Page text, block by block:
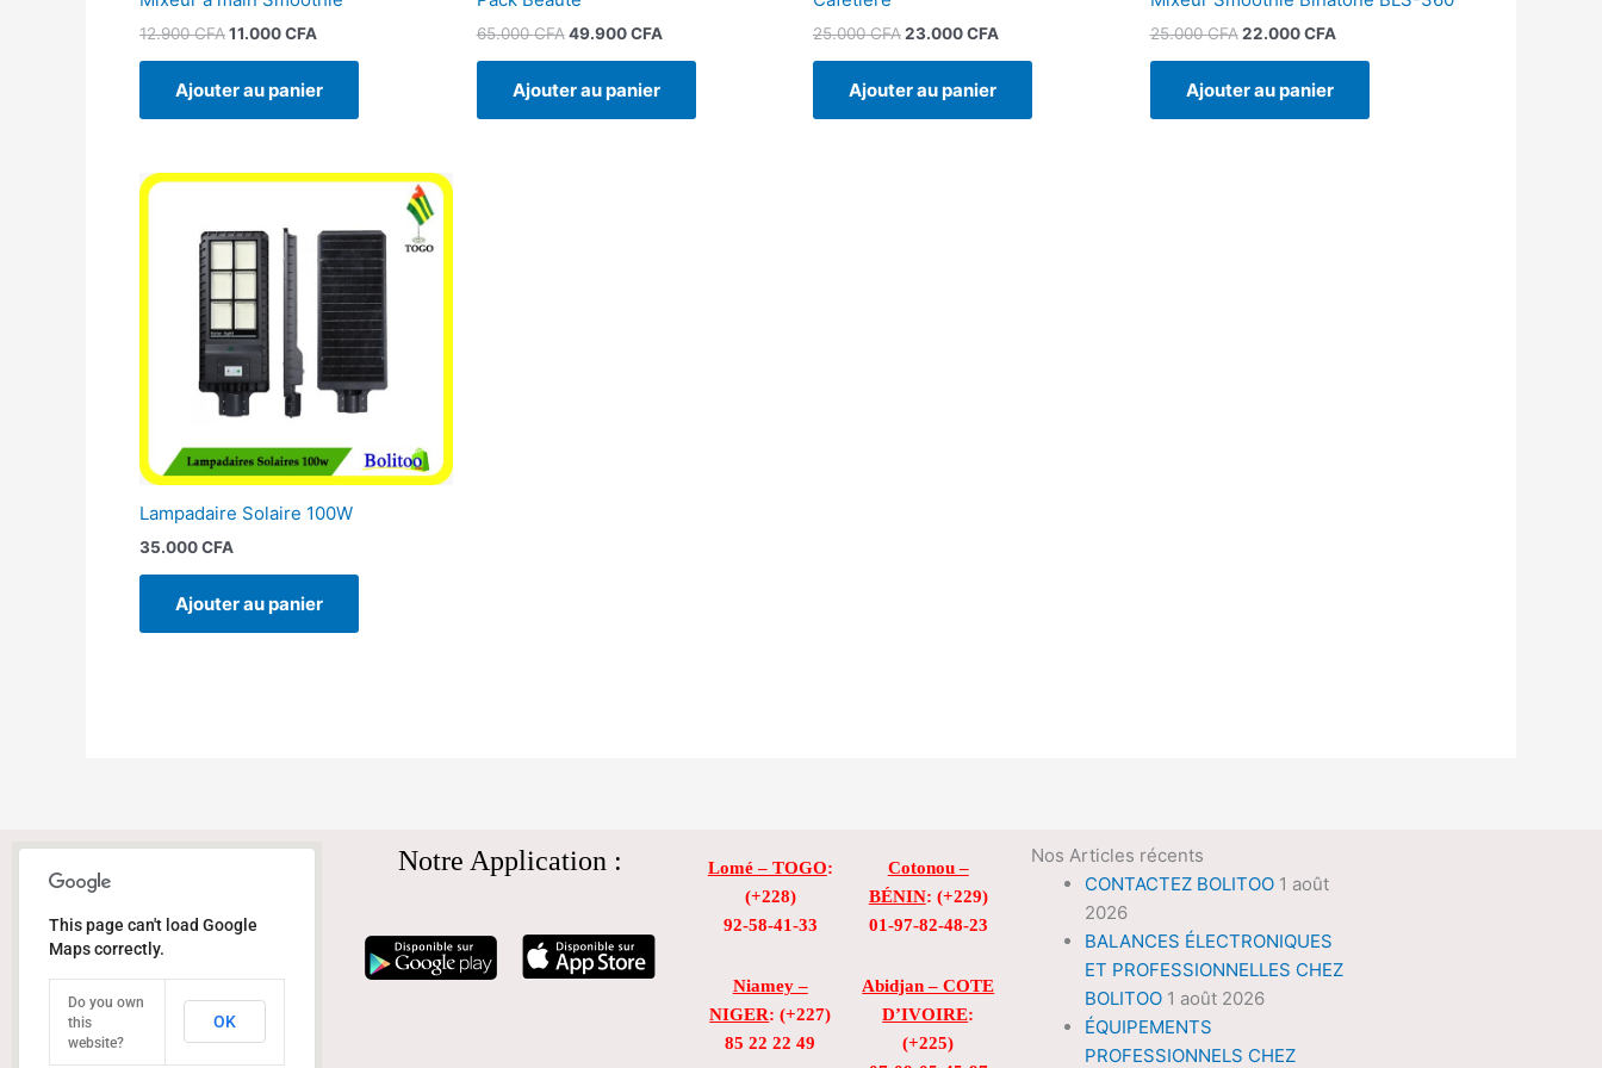
12.900CFA11.000CFA
Ajouter au panier
65.000CFA 49.900CFA
Ajouter au panier
25.000CFA23.000CFA
Ajouter au panier
25.000CFA 22.000CFA
Ajouter au panier
Lampadaire Solaire 100W
35.000CFA
Ajouter au panier
This page can't load Google
Maps correctly.
Do you own
this
website?
OK
Notre Application : Lomé – TOGO:
(+228)
92-58-41-33
Niamey –
NIGER: (+227)
85 22 22 49
Cotonou –
BÉNIN: (+229)
01-97-82-48-23
Abidjan – COTE
D’IVOIRE:
(+225)
Nos Articles récents
CONTACTEZ BOLITOO 1 août
2026
BALANCES ÉLECTRONIQUES
ET PROFESSIONNELLES CHEZ
BOLITOO 1 août 2026
ÉQUIPEMENTS
PROFESSIONNELS CHEZ